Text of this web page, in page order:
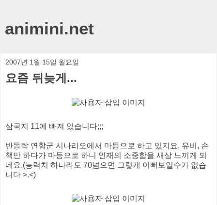
animini.net
2007년 1월 15일 월요일
요즘 뒤늦게...
삼국지 11에 빠져 있습니다;;;
반동탁 연합군 시나리오에서 마등으로 하고 있지요. 유비, 손
책만 하다가 마등으로 하니 인재의 소중함을 새삼 느끼게 되
네요.(능력치 하나라도 70넘으면 그렇게 이뻐보일수가 없습
니다 >.<)